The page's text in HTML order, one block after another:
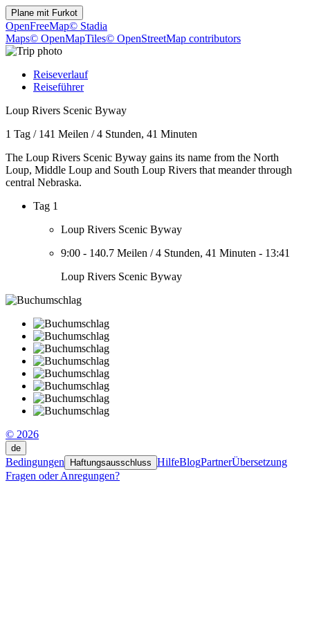
Plane mit Furkot
OpenFreeMap© Stadia
Maps© OpenMapTiles© OpenStreetMap contributors
Reiseverlauf
Reiseführer
Loup Rivers Scenic Byway
1 Tag / 141 Meilen /4 Stunden, 41 Minuten
The Loup Rivers Scenic Byway gains its name from the North
Loup, Middle Loup and South Loup Rivers that meander through
central Nebraska.
Tag 1
Loup Rivers Scenic Byway
9:00 - 140.7 Meilen /4 Stunden, 41 Minuten - 13:41
Loup Rivers Scenic Byway
© 2026
de
Bedingungen Haftungsausschluss HilfeBlogPartnerÜbersetzung
Fragen oder Anregungen?